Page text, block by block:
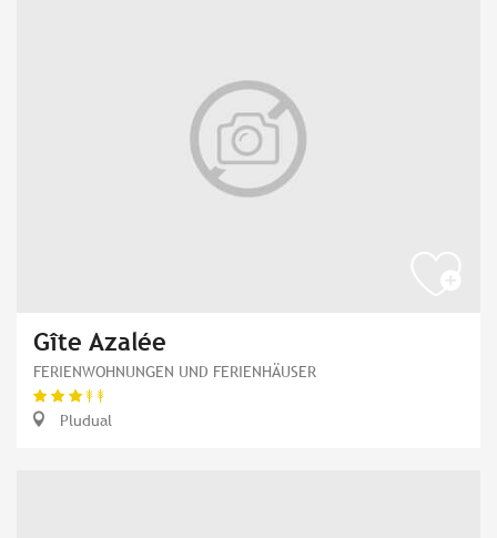
Gîte Azalée
FERIENWOHNUNGEN UND FERIENHÄUSER
Pludual